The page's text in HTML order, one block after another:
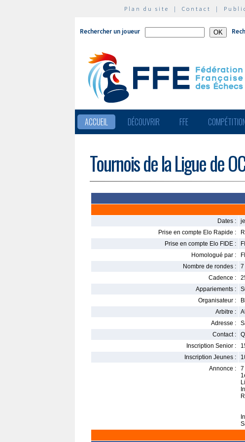
Plan du site | Contact |
Rechercher un joueur
ACCUEIL DÉCOUVRIR FFE
Tournois de la Ligue de
Dates :
Prise en compte Elo Rapide :
Prise en compte Elo FIDE :
Homologué par :
Nombre de rondes :
7
Cadence :
Appariements :
Organisateur :
Arbitre :
Adresse :
Contact :
Inscription Senior :
Inscription Jeunes :
Annonce :
7